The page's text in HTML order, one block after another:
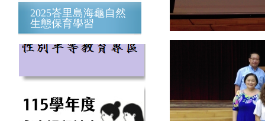
2025峇里島海龜自然
生態保育學習